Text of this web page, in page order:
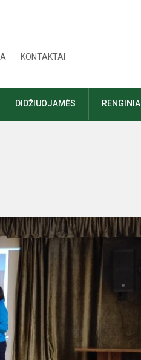
KONTAKTAI
DIDŽIUOJAMĖS RENGINIAI